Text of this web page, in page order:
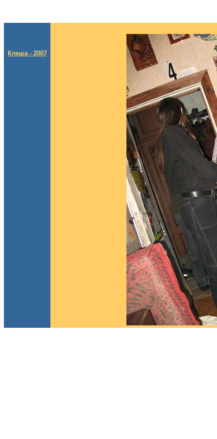
Клеша - 2007